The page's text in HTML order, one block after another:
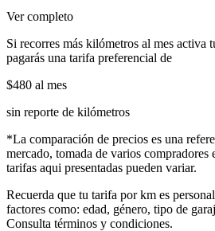
Ver completo
Si recorres más kilómetros al mes activa
pagarás una tarifa preferencial de
$480 al mes
sin reporte de kilómetros
*La comparación de precios es una
mercado, tomada de varios compradores
tarifas aqui presentadas pueden variar.
Recuerda que tu tarifa por km es
factores como: edad, género, tipo de
Consulta términos y condiciones.